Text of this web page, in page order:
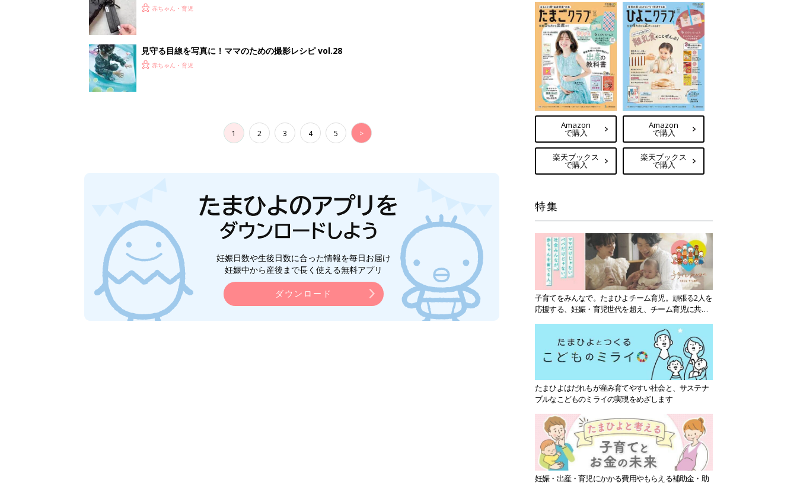
赤ちゃん・育児
見守る目線を写真に！ママのための撮影レシピ vol.28
赤ちゃん・育児
1 2 3 4 5 >
妊娠日数や生後日数に合った情報を毎日お届け
妊娠中から産後まで長く使える無料アプリ
ダウンロード
Amazon
で購入
楽天ブックス
で購入
Amazon
で購入
楽天ブックス
で購入
特集
子育てをみんなで。たまひよチーム育児。頑張る2人を
応援する、妊娠・育児世代を超え、チーム育児に共感
たまひよはだれもが産み育てやすい社会と、サステナ
ブルなこどものミライの実現をめざします
妊娠・出産・育児にかかる費用やもらえる補助金・助